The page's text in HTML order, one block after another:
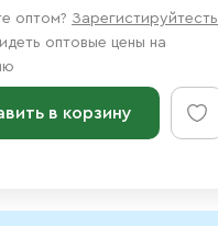
оптом? Зарегистируйтесть
оптовые цены на
в корзину